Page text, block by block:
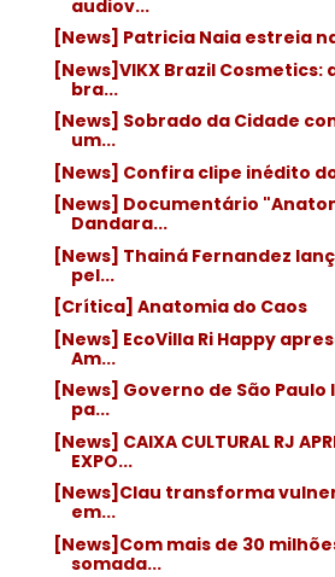
audiov...
[News] Patricia Naia estreia
[News]VIKX Brazil
bra...
[News] Sobrado da Cidade
um...
[News] Confira clipe inédito
[News] Documentário
Dandara...
[News] Thainá Fernandez
pel...
[Crítica] Anatomia do Caos
[News] EcoVilla Ri Happy
Am...
[News] Governo de São
pa...
[News] CAIXA CULTURAL RJ
EXPO...
[News]Clau transforma
em...
[News]Com mais de 30
somada...